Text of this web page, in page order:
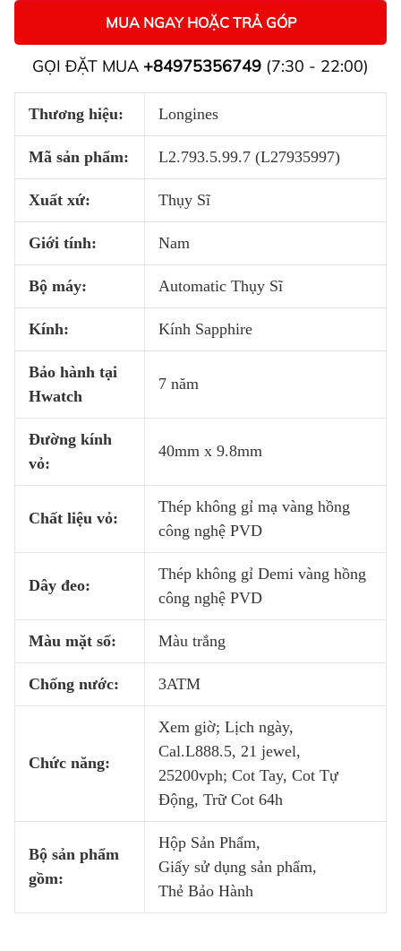
MUA NGAY HOẶC TRẢ GÓP
GỌI ĐẶT MUA +84975356749 (7:30 - 22:00)
Thương hiệu: Longines
Mã sản phẩm: L2.793.5.99.7 (L27935997)
Xuất xứ: Thụy Sĩ
Giới tính: Nam
Bộ máy: Automatic Thụy Sĩ
Kính: Kính Sapphire
Bảo hành tại
Hwatch
7 năm
Đường kính
vỏ:
40mm x 9.8mm
Chất liệu vỏ:
Thép không gỉ mạ vàng hồng
công nghệ PVD
Dây đeo:
Thép không gỉ Demi vàng hồng
công nghệ PVD
Màu mặt số: Màu trắng
Chống nước: 3ATM
Chức năng:
Xem giờ; Lịch ngày,
Cal.L888.5, 21 jewel,
25200vph; Cot Tay, Cot Tự
Động, Trữ Cot 64h
Bộ sản phẩm
gồm:
Hộp Sản Phẩm,
Giấy sử dụng sản phẩm,
Thẻ Bảo Hành